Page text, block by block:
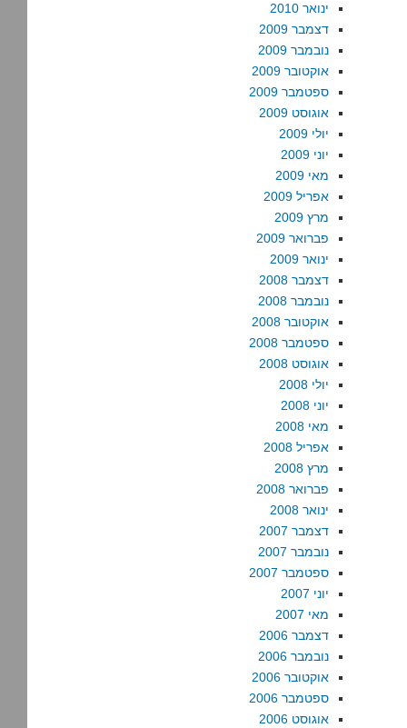
ינואר 2010
דצמבר 2009
נובמבר 2009
אוקטובר 2009
ספטמבר 2009
אוגוסט 2009
יולי 2009
יוני 2009
מאי 2009
אפריל 2009
מרץ 2009
פברואר 2009
ינואר 2009
דצמבר 2008
נובמבר 2008
אוקטובר 2008
ספטמבר 2008
אוגוסט 2008
יולי 2008
יוני 2008
מאי 2008
אפריל 2008
מרץ 2008
פברואר 2008
ינואר 2008
דצמבר 2007
נובמבר 2007
ספטמבר 2007
יוני 2007
מאי 2007
דצמבר 2006
נובמבר 2006
אוקטובר 2006
ספטמבר 2006
אוגוסט 2006